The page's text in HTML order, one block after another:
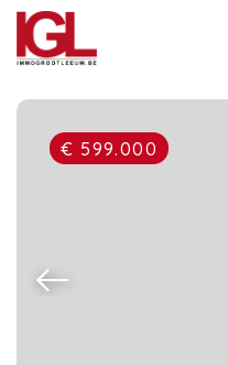
€ 599.000